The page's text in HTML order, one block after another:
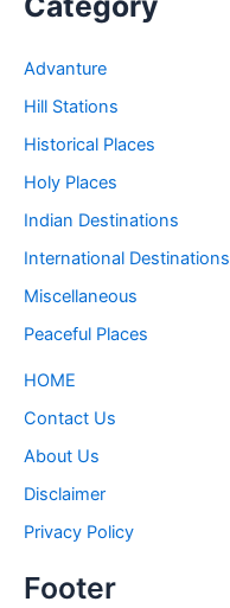
Advanture
Hill Stations
Historical Places
Holy Places
Indian Destinations
International Destinations
Miscellaneous
Peaceful Places
HOME
Contact Us
About Us
Disclaimer
Privacy Policy
Footer